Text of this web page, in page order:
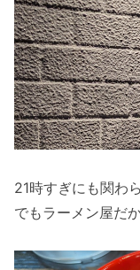
21時すぎにも関わ
でもラーメン屋だ